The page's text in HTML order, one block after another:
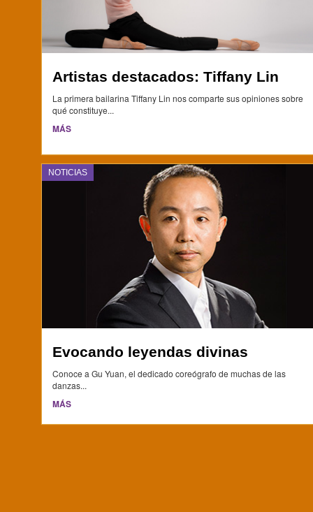
Artistas destacados: Tiffany Lin
La primera bailarina Tiffany Lin nos comparte sus opiniones sobre
qué constituye...
MÁS
NOTICIAS
Evocando leyendas divinas
Conoce a Gu Yuan, el dedicado coreógrafo de muchas de las
danzas...
MÁS